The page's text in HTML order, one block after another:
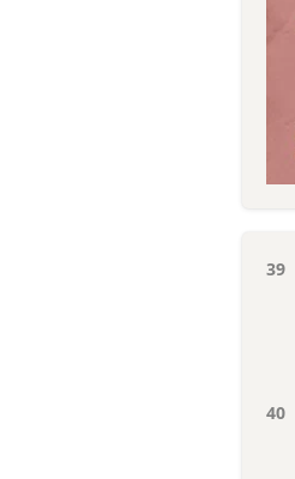
39
40